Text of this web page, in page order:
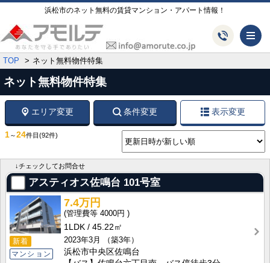
浜松市のネット無料の賃貸マンション・アパート情報！
TOP ネット無料物件特集
ネット無料物件特集
エリア変更 条件変更 表示変更
1～24件目 (92件)
↓チェックしてお問合せ
アスティオス佐鳴台 101号室
新着
マンション
7.4万円
4000円
1LDK
45.22㎡
2023年3月
（築3年）
浜松市中央区佐鳴台